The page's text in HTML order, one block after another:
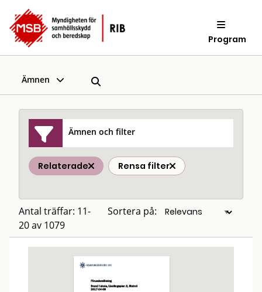
Program
Ämnen
Ämnen och filter
Relaterade Rensa filter
Antal träffar: 11-
20 av 1079
Sortera på: